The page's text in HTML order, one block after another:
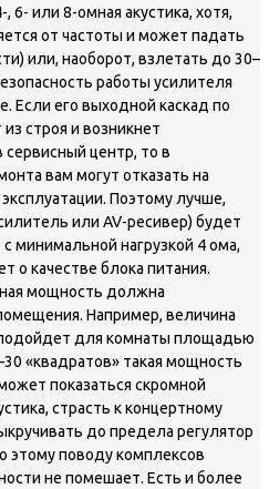
6- или 8-омная акустика, хотя,
от частоты и может падать
или, наоборот, взлетать до 30–
работы усилителя
Если его выходной каскад по
строя и возникнет
центр, то в
вам могут отказать на
Поэтому лучше,
или AV-ресивер) будет
минимальной нагрузкой 4 ома,
о качестве блока питания.
мощность должна
Например, величина
подойдет для комнаты площадью
«квадратов» такая мощность
показаться скромной
страсть к концертному
до предела регулятор
этому поводу комплексов
не помешает. Есть и более